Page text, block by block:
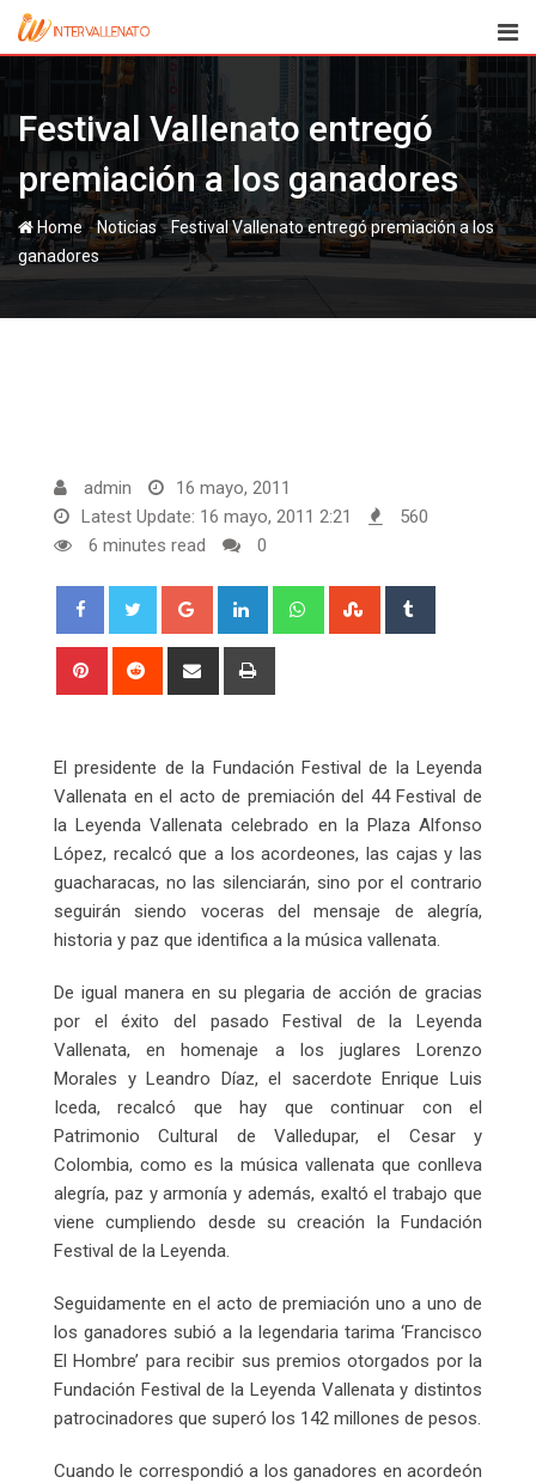
Skip
Festival Vallenato entregó
premiación a los ganadores
Home-Noticias-Festival Vallenato entregó premiación a los
ganadores
admin
16 mayo, 2011
Latest Update: 16 mayo, 2011 2:21
560
6 minutes read
0
Google+ LinkedIn WhatsappStumbleUpon
Pinterest Reddit
Share
El presidente de la Fundación Festival de la Leyenda
Vallenata en el acto de premiación del 44 Festival de
la Leyenda Vallenata celebrado en la Plaza Alfonso
López, recalcó que a los acordeones, las cajas y las
guacharacas, no las silenciarán, sino por el contrario
seguirán siendo voceras del mensaje de alegría,
historia y paz que identifica a la música vallenata.
De igual manera en su plegaria de acción de gracias
por el éxito del pasado Festival de la Leyenda
Vallenata, en homenaje a los juglares Lorenzo
Morales y Leandro Díaz, el sacerdote Enrique Luis
Iceda, recalcó que hay que continuar con el
Patrimonio Cultural de Valledupar, el Cesar y
Colombia, como es la música vallenata que conlleva
alegría, paz y armonía y además, exaltó el trabajo que
viene cumpliendo desde su creación la Fundación
Festival de la Leyenda.
Seguidamente en el acto de premiación uno a uno de
los ganadores subió a la legendaria tarima ‘Francisco
El Hombre’ para recibir sus premios otorgados por la
Fundación Festival de la Leyenda Vallenata y distintos
patrocinadores que superó los 142 millones de pesos.
Cuando le correspondió a los ganadores en acordeón